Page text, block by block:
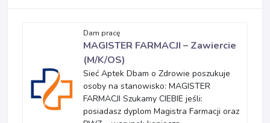
Dam pracę
MAGISTER FARMACJI – Zawiercie
(M/K/OS)
Sieć Aptek Dbam o Zdrowie poszukuje
osoby na stanowisko: MAGISTER
FARMACJI Szukamy CIEBIE jeśli:
posiadasz dyplom Magistra Farmacji oraz